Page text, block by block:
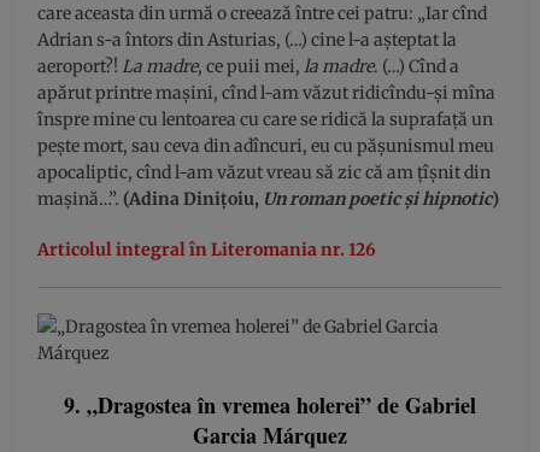
care aceasta din urmă o creează între cei patru: „Iar cînd
Adrian s-a întors din Asturias, (…) cine l-a aşteptat la
aeroport?!La madre, ce puii mei,la madre. (…) Cînd a
apărut printre maşini, cînd l-am văzut ridicîndu-şi mîna
înspre mine cu lentoarea cu care se ridică la suprafaţă un
peşte mort, sau ceva din adîncuri, eu cu păşunismul meu
apocaliptic, cînd l-am văzut vreau să zic că am ţîşnit din
maşină…”. (Adina Dinițoiu, Un roman poetic şi hipnotic)
Articolul integral în Literomania nr. 126
9. „Dragostea în vremea holerei” de Gabriel
Garcia Márquez